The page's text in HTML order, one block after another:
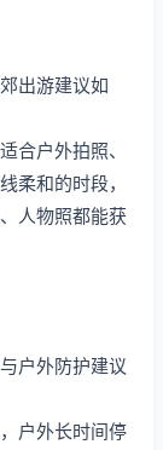
出游建议如
合户外拍照、
柔和的时段，
人物照都能获
户外防护建议
户外长时间停